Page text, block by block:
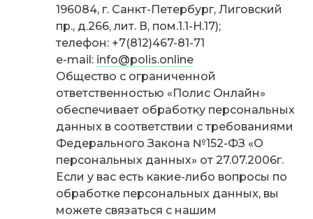
196084, г. Санкт-Петербург, Лиговский
пр., д.266, лит. В, пом.1.1-Н.17);
телефон: +7(812)467-81-71
e-mail: info@polis.online
Общество с ограниченной
ответственностью «Полис Онлайн»
обеспечивает обработку персональных
данных в соответствии с требованиями
Федерального Закона №152-ФЗ «О
персональных данных» от 27.07.2006г.
Если у вас есть какие-либо вопросы по
обработке персональных данных, вы
можете связаться с нашим